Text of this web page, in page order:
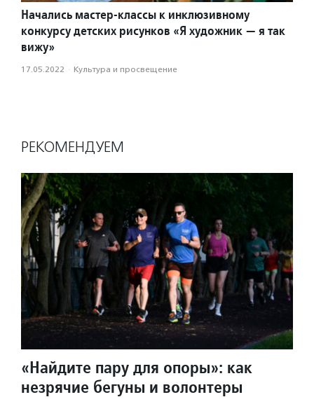
Начались мастер-классы к инклюзивному
конкурсу детских рисунков «Я художник — я так
вижу»
17.05.2022 · Культура и просвещение
РЕКОМЕНДУЕМ
«Найдите пару для опоры»: как
незрячие бегуны и волонтеры